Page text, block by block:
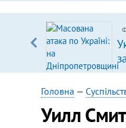
Головна —
Уилл